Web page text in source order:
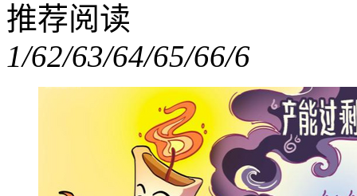
推荐阅读
1/62/63/64/65/66/6